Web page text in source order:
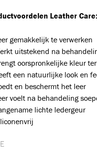
Leather Care:
gemakkelijk te verwerken
uitstekend na
oorspronkelijke kleur
een natuurlijke look en
en beschermt het leer
voelt na behandeling
lichte ledergeur